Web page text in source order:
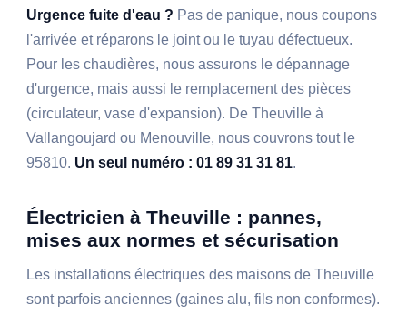
Urgence fuite d'eau ? Pas de panique, nous coupons
l'arrivée et réparons le joint ou le tuyau défectueux.
Pour les chaudières, nous assurons le dépannage
d'urgence, mais aussi le remplacement des pièces
(circulateur, vase d'expansion). De Theuville à
Vallangoujard ou Menouville, nous couvrons tout le
95810. Un seul numéro : 01 89 31 31 81.
Électricien à Theuville : pannes,
mises aux normes et sécurisation
Les installations électriques des maisons de Theuville
sont parfois anciennes (gaines alu, fils non conformes).